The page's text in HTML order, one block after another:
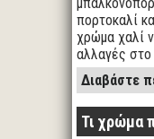
πορτοκαλί
χρώμα χαλί
αλλαγές
Διαβάστε
Τι χρώμα